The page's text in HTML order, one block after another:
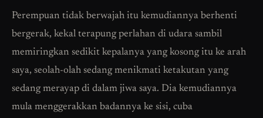
Perempuan tidak berwajah itu kemudiannya berhenti
bergerak, kekal terapung perlahan di udara sambil
memiringkan sedikit kepalanya yang kosong itu ke arah
saya, seolah-olah sedang menikmati ketakutan yang
sedang merayap di dalam jiwa saya. Dia kemudiannya
mula menggerakkan badannya ke sisi, cuba